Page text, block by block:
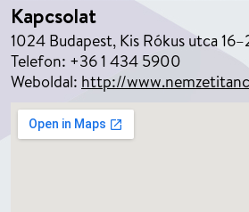
Kapcsolat
1024 Budapest, Kis Rókus utca
Telefon: +36 1 434 5900
Weboldal: http://